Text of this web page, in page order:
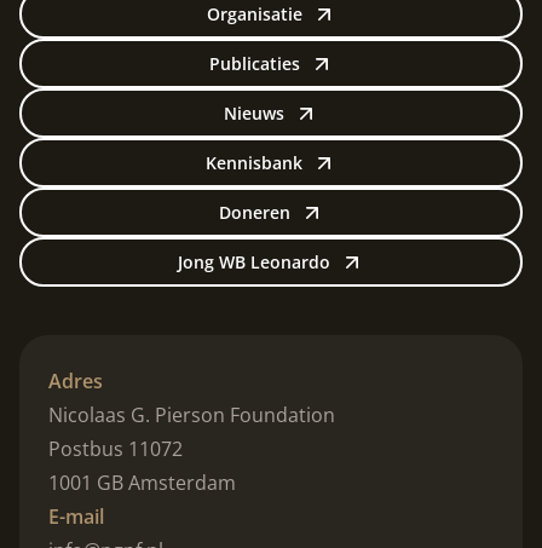
Organisatie
Publicaties
Nieuws
Kennisbank
Doneren
Jong WB Leonardo
Adres
Nicolaas G. Pierson Foundation
Postbus 11072
1001 GB Amsterdam
E-mail